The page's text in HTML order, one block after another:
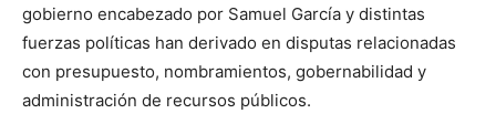
gobierno encabezado por Samuel García y distintas
fuerzas políticas han derivado en disputas relacionadas
con presupuesto, nombramientos, gobernabilidad y
administración de recursos públicos.